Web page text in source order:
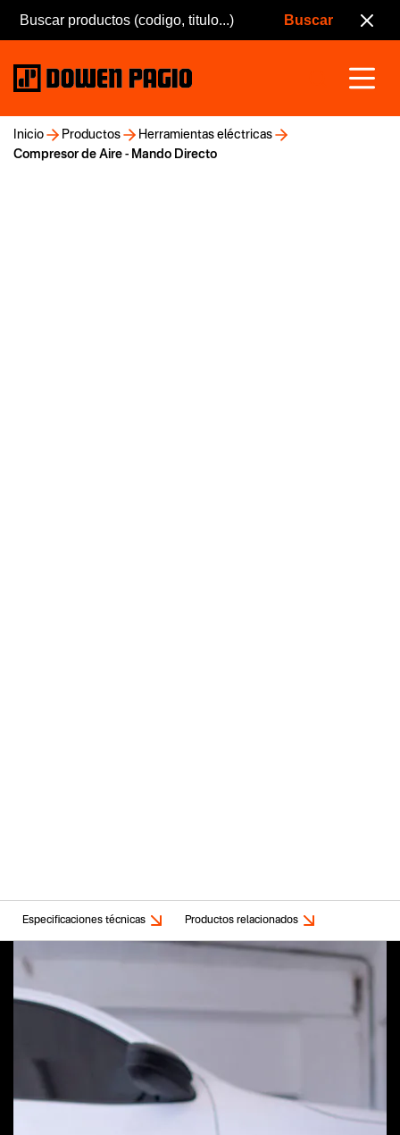
Inicio Productos
Herramientas eléctricas
Compresor de Aire - Mando Directo
Especificaciones técnicas Productos relacionados